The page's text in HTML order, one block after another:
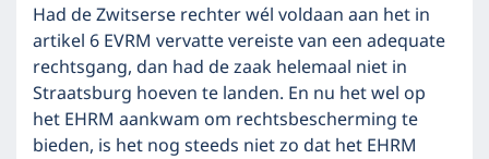
Had de Zwitserse rechter wél voldaan aan het in
artikel 6 EVRM vervatte vereiste van een adequate
rechtsgang, dan had de zaak helemaal niet in
Straatsburg hoeven te landen. En nu het wel op
het EHRM aankwam om rechtsbescherming te
bieden, is het nog steeds niet zo dat het EHRM